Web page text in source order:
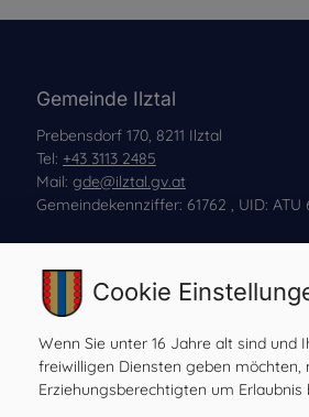
Gemeinde Ilztal
Prebensdorf 170, 8211 Ilztal
Tel: +43 3113 2485
Mail: gde@ilztal.gv.at
Gemeindekennziffer: 61762 , UID: ATU
Amtsstunden
MO
08.00 – 12.00 Uhr
DI
08.00 – 12.00 Uhr
Cookie
Wenn Sie unter 16 Jahre alt sind und
freiwilligen Diensten geben möchten,
Erziehungsberechtigten um Erlaubnis